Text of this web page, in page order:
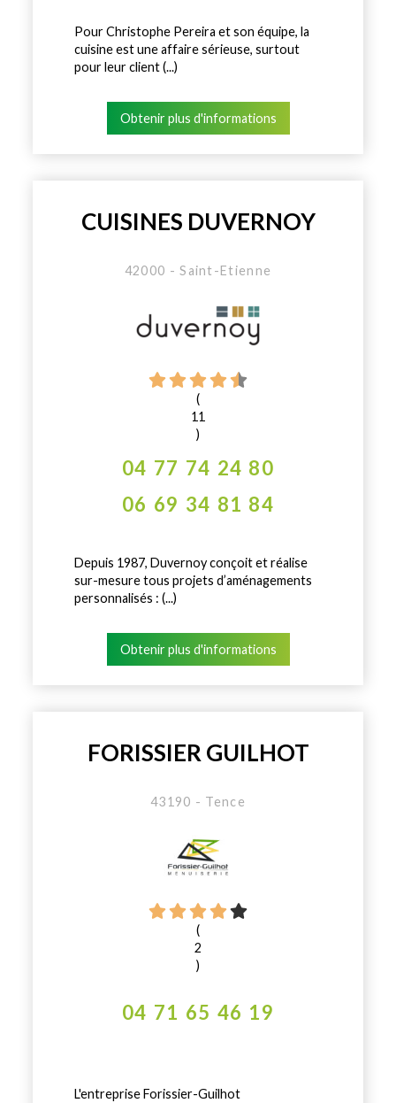
Pour Christophe Pereira et son équipe, la
cuisine est une affaire sérieuse, surtout
pour leur client (...)
Obtenir plus d'informations
CUISINES DUVERNOY
42000 - Saint-Etienne
(
11
)
04 77 74 24 80
06 69 34 81 84
Depuis 1987, Duvernoy conçoit et réalise
sur-mesure tous projets d’aménagements
personnalisés : (...)
Obtenir plus d'informations
FORISSIER GUILHOT
43190 - Tence
(
2
)
04 71 65 46 19
L'entreprise Forissier-Guilhot